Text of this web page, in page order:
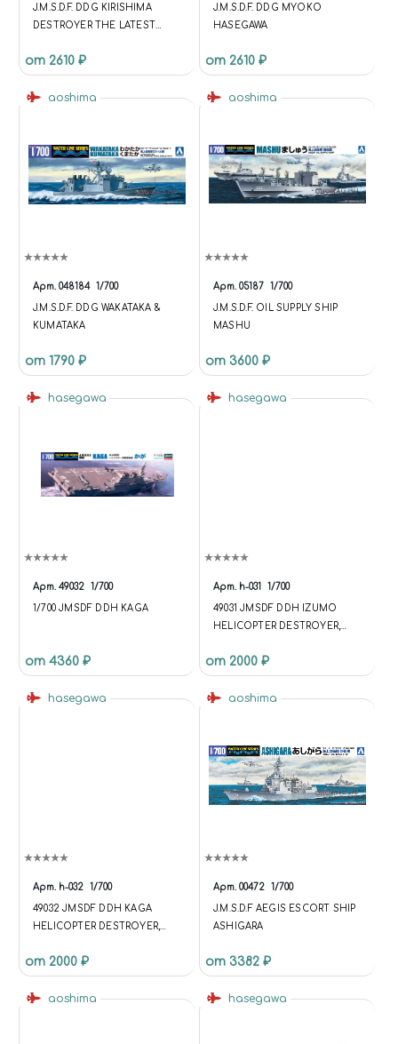
J.M.S.D.F. DDG KIRISHIMA
DESTROYER THE LATEST
от 2610 ₽
J.M.S.D.F. DDG MYOKO
HASEGAWA
от 2610 ₽
aoshima
Арт. 048184 1/700
J.M.S.D.F. DDG WAKATAKA &
KUMATAKA
от 1790 ₽
aoshima
Арт. 05187 1/700
J.M.S.D.F. OIL SUPPLY SHIP
MASHU
от 3600 ₽
hasegawa
Арт. 49032 1/700
1/700 JMSDF DDH KAGA
от 4360 ₽
hasegawa
Арт. h-031 1/700
49031 JMSDF DDH IZUMO
HELICOPTER DESTROYER,
КУПИТЬ В МОСКВЕ (H-031)
КОРАБЛИ 1/700
от 2000 ₽
hasegawa
Арт. h-032 1/700
49032 JMSDF DDH KAGA
HELICOPTER DESTROYER,
КУПИТЬ В МОСКВЕ (H-032)
КОРАБЛИ 1/700
от 2000 ₽
aoshima
Арт. 00472 1/700
J.M.S.D.F AEGIS ESCORT SHIP
ASHIGARA
от 3382 ₽
aoshima hasegawa